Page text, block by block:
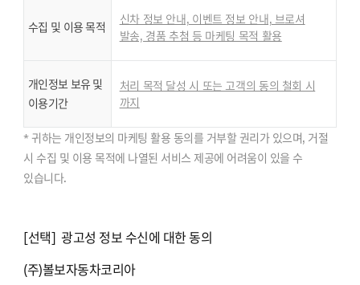
수집 및 이용 목적
신차 정보 안내, 이벤트 정보 안내, 브로셔
발송, 경품 추첨 등 마케팅 목적 활용
개인정보 보유 및
이용기간
처리 목적 달성 시 또는 고객의 동의 철회 시
까지
* 귀하는 개인정보의 마케팅 활용 동의를 거부할 권리가 있으며, 거절
시 수집 및 이용 목적에 나열된 서비스 제공에 어려움이 있을 수
있습니다.
[선택] 광고성 정보 수신에 대한 동의
(주)볼보자동차코리아